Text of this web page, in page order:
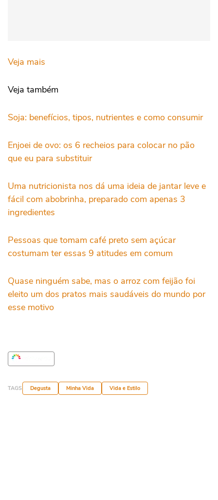
Veja mais
Veja também
Soja: benefícios, tipos, nutrientes e como consumir
Enjoei de ovo: os 6 recheios para colocar no pão
que eu para substituir
Uma nutricionista nos dá uma ideia de jantar leve e
fácil com abobrinha, preparado com apenas 3
ingredientes
Pessoas que tomam café preto sem açúcar
costumam ter essas 9 atitudes em comum
Quase ninguém sabe, mas o arroz com feijão foi
eleito um dos pratos mais saudáveis do mundo por
esse motivo
TAGS Degusta Minha Vida Vida e Estilo